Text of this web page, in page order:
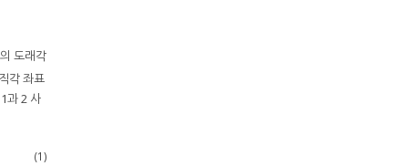
도래각
각 좌표
과 2 사
(1)